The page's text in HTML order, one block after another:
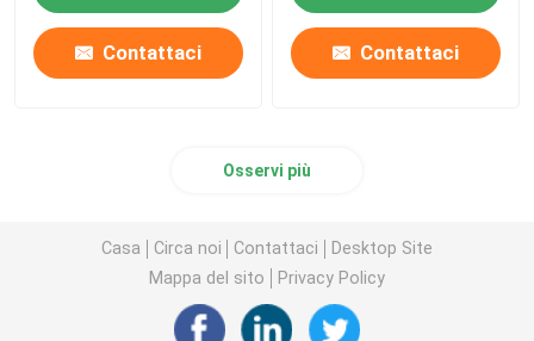
Contattaci Contattaci
Osservi più
Casa Circa noi Contattaci
Desktop Site
Mappa del sito
Privacy Policy